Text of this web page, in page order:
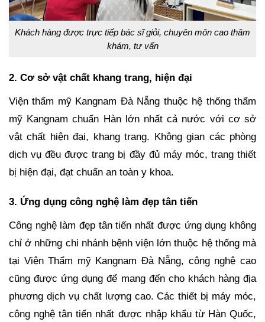
Khách hàng được trực tiếp bác sĩ giỏi, chuyên môn cao thăm
khám, tư vấn
2. Cơ sở vật chất khang trang, hiện đại
Viện thẩm mỹ Kangnam Đà Nẵng thuộc hệ thống thẩm
mỹ Kangnam chuẩn Hàn lớn nhất cả nước với cơ sở
vật chất hiện đại, khang trang. Không gian các phòng
dịch vụ đều được trang bị đầy đủ máy móc, trang thiết
bị hiện đại, đạt chuẩn an toàn y khoa.
3. Ứng dụng công nghệ làm đẹp tân tiến
Công nghệ làm đẹp tân tiến nhất được ứng dụng không
chỉ ở những chi nhánh bệnh viện lớn thuộc hệ thống mà
tại Viện Thẩm mỹ Kangnam Đà Nẵng, công nghệ cao
cũng được ứng dụng để mang đến cho khách hàng địa
phương dịch vụ chất lượng cao. Các thiết bị máy móc,
công nghệ tân tiến nhất được nhập khẩu từ Hàn Quốc,